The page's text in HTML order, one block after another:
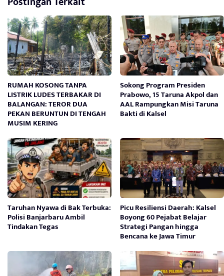
RUMAH KOSONG TANPA
LISTRIK LUDES TERBAKAR DI
BALANGAN: TEROR DUA
PEKAN BERUNTUN DI TENGAH
MUSIM KERING
Sokong Program Presiden
Prabowo, 15 Taruna Akpol dan
AAL Rampungkan Misi Taruna
Bakti di Kalsel
Taruhan Nyawa di Bak Terbuka:
Polisi Banjarbaru Ambil
Tindakan Tegas
Picu Resiliensi Daerah: Kalsel
Boyong 60 Pejabat Belajar
Strategi Pangan hingga
Bencana ke Jawa Timur